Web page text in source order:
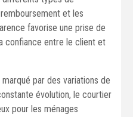
et les
favorise une prise de
confiance entre le client et
par des variations de
évolution, le courtier
pour les ménages